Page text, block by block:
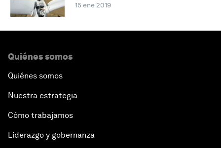
15 ene 2019
Quiénes somos
Quiénes somos
Nuestra estrategia
Cómo trabajamos
Liderazgo y gobernanza